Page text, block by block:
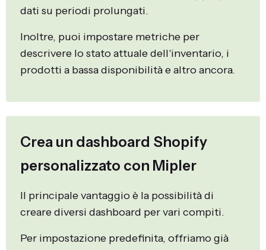
dati su periodi prolungati.
Inoltre, puoi impostare metriche per
descrivere lo stato attuale dell'inventario, i
prodotti a bassa disponibilità e altro ancora.
Crea un dashboard Shopify
personalizzato con Mipler
Il principale vantaggio è la possibilità di
creare diversi dashboard per vari compiti.
Per impostazione predefinita, offriamo già